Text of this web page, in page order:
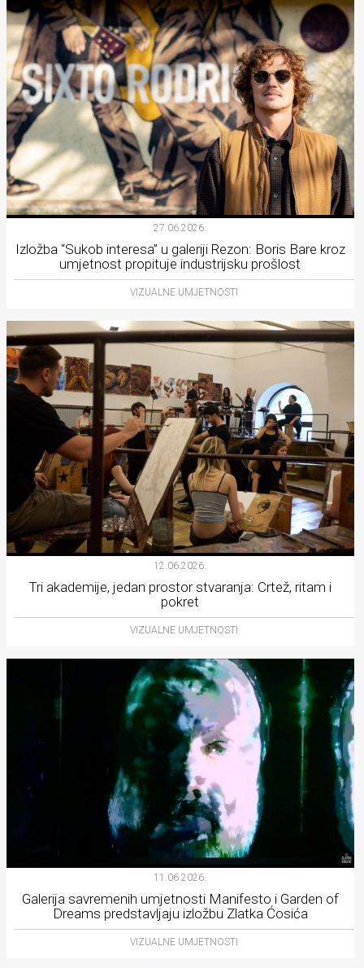
27.06.2026.
Izložba “Sukob interesa” u galeriji Rezon: Boris Bare kroz
umjetnost propituje industrijsku prošlost
VIZUALNE UMJETNOSTI
12.06.2026.
Tri akademije, jedan prostor stvaranja: Crtež, ritam i
pokret
VIZUALNE UMJETNOSTI
11.06.2026.
Galerija savremenih umjetnosti Manifesto i Garden of
Dreams predstavljaju izložbu Zlatka Ćosića
VIZUALNE UMJETNOSTI